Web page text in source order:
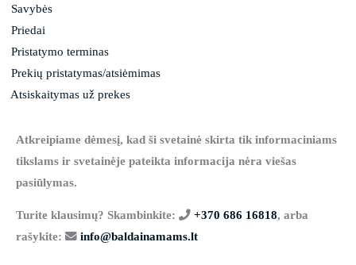
Savybės
Priedai
Pristatymo terminas
Prekių pristatymas/atsiėmimas
Atsiskaitymas už prekes
Atkreipiame dėmesį, kad ši svetainė skirta tik informaciniams
tikslams ir svetainėje pateikta informacija nėra viešas
pasiūlymas.
Turite klausimų? Skambinkite: +370 686 16818, arba
rašykite:
info@baldainamams.lt